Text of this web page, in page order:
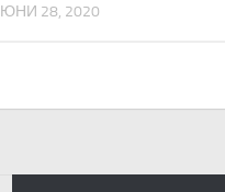
ЮНИ 28, 2020